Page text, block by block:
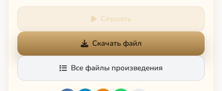
Слушать
Скачать файл
Все файлы произведения